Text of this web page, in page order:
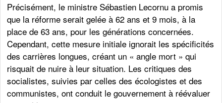
Précisément, le ministre Sébastien Lecornu a promis
que la réforme serait gelée à 62 ans et 9 mois, à la
place de 63 ans, pour les générations concernées.
Cependant, cette mesure initiale ignorait les spécificités
des carrières longues, créant un « angle mort » qui
risquait de nuire à leur situation. Les critiques des
socialistes, suivies par celles des écologistes et des
communistes, ont conduit le gouvernement à réévaluer